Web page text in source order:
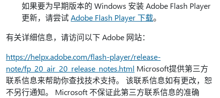
如果要为早期版本的 Windows 安装 Adobe Flash Player
更新，请尝试Adobe Flash Player 下载。
有关详细信息，请访问以下 Adobe 网站：
https://helpx.adobe.com/flash-player/release-
note/fp_20_air_20_release_notes.html Microsoft提供第三方
联系信息来帮助你查找技术支持。 该联系信息如有更改，恕
不另行通知。 Microsoft 不保证此第三方联系信息的准确